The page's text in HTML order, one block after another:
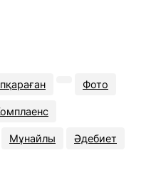
Фото
Мұнайлы Әдебиет